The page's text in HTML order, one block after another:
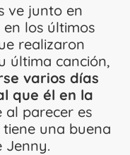
ve junto en
los últimos
realizaron
última canción,
varios días
que él en la
al parecer es
una buena
Jenny.